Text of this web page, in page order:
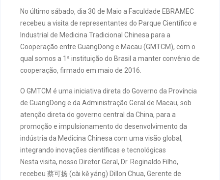
No último sábado, dia 30 de Maio a Faculdade EBRAMEC
recebeu a visita de representantes do Parque Científico e
Industrial de Medicina Tradicional Chinesa para a
Cooperação entre GuangDong e Macau (GMTCM), com o
qual somos a 1ª instituição do Brasil a manter convênio de
cooperação, firmado em maio de 2016.
O GMTCM é uma iniciativa direta do Governo da Província
de GuangDong e da Administração Geral de Macau, sob
atenção direta do governo central da China, para a
promoção e impulsionamento do desenvolvimento da
indústria da Medicina Chinesa com uma visão global,
integrando inovações científicas e tecnológicas
Nesta visita, nosso Diretor Geral, Dr. Reginaldo Filho,
recebeu 蔡可扬 (cài kě yáng) Dillon Chua, Gerente de